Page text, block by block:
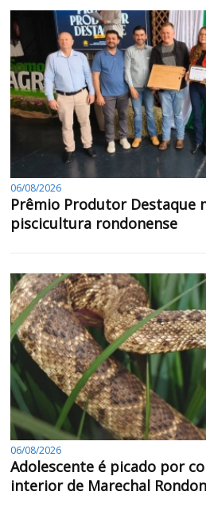
06/08/2026
Prêmio Produtor Destaque
piscicultura rondonense
06/08/2026
Adolescente é picado por
interior de Marechal Rondon